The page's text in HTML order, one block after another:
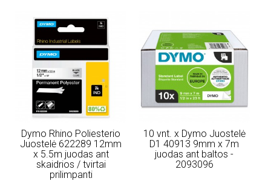
Dymo Rhino Poliesterio
Juostelė 622289 12mm
x 5.5m juodas ant
skaidrios / tvirtai
prilimpanti
10 vnt. x Dymo Juostelė
D1 40913 9mm x 7m
juodas ant baltos -
2093096